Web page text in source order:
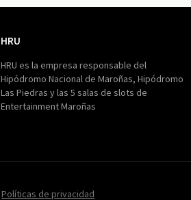
HRU
HRU es la empresa responsable del
Hipódromo Nacional de Maroñas, Hipódromo
Las Piedras y las 5 salas de slots de
Entertainment Maroñas
Políticas de privacidad